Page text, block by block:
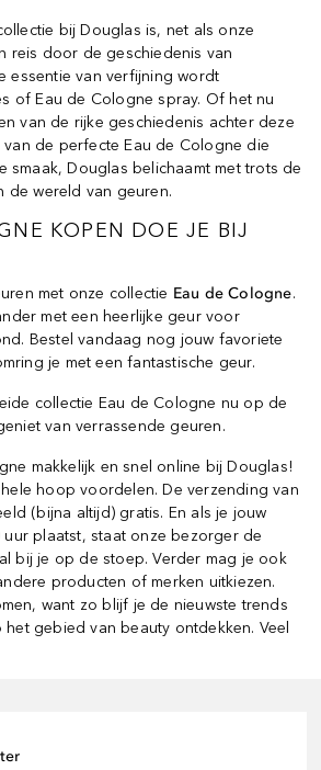
bij Douglas is, net als onze
reis door de geschiedenis van
essentie van verfijning wordt
of Eau de Cologne spray. Of het nu
van de rijke geschiedenis achter deze
de perfecte Eau de Cologne die
smaak, Douglas belichaamt met trots de
de wereld van geuren.
KOPEN DOE JE BIJ
met onze collectie Eau de Cologne.
met een heerlijke geur voor
Bestel vandaag nog jouw favoriete
je met een fantastische geur.
collectie Eau de Cologne nu op de
van verrassende geuren.
makkelijk en snel online bij Douglas!
hoop voordelen. De verzending van
(bijna altijd) gratis. En als je jouw
plaatst, staat onze bezorger de
bij je op de stoep. Verder mag je ook
producten of merken uitkiezen.
want zo blijf je de nieuwste trends
gebied van beauty ontdekken. Veel